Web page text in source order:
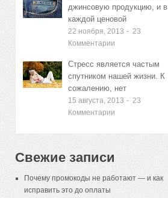
джинсовую продукцию, и в
каждой ценовой
22 ноября, 2013 - 23
Комментарии
Стресс является частым
спутником нашей жизни. К
сожалению, нет
15 августа, 2013 - 23
Комментарии
Свежие записи
Почему промокоды не работают — и как
исправить это до оплаты